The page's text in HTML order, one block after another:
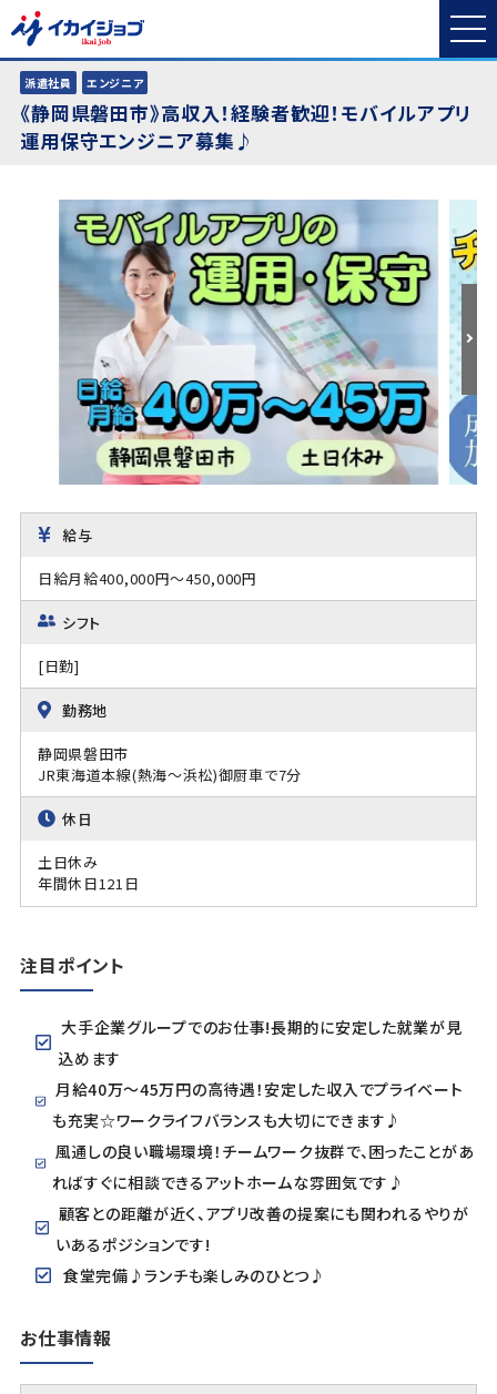
派遣社員 エンジニア
《静岡県磐田市》高収入！経験者歓迎！モバイルアプリ
運用保守エンジニア募集♪
給与
日給月給400,000円～450,000円
シフト
[日勤]
勤務地
静岡県磐田市
JR東海道本線(熱海～浜松)御厨車で7分
休日
土日休み
年間休日121日
注目ポイント
大手企業グループでのお仕事!長期的に安定した就業が見
込めます
月給40万～45万円の高待遇！安定した収入でプライベート
も充実☆ワークライフバランスも大切にできます♪
風通しの良い職場環境！チームワーク抜群で、困ったことがあ
ればすぐに相談できるアットホームな雰囲気です♪
顧客との距離が近く、アプリ改善の提案にも関われるやりが
いあるポジションです!
食堂完備♪ランチも楽しみのひとつ♪
お仕事情報